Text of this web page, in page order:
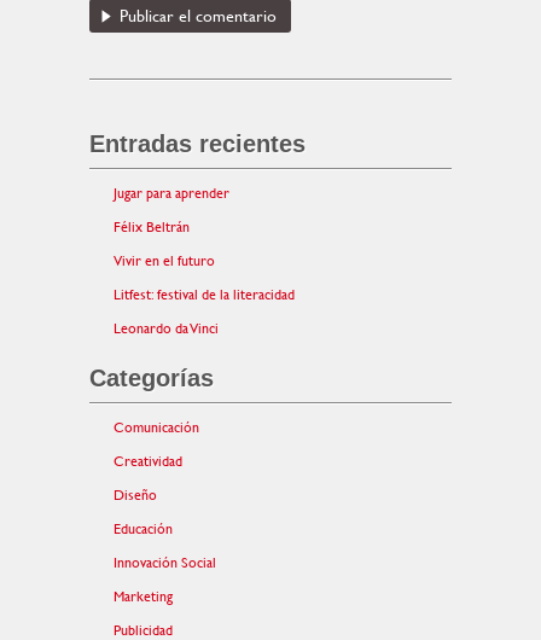
Entradas recientes
Jugar para aprender
Félix Beltrán
Vivir en el futuro
Litfest: festival de la literacidad
Leonardo da Vinci
Categorías
Comunicación
Creatividad
Diseño
Educación
Innovación Social
Marketing
Publicidad